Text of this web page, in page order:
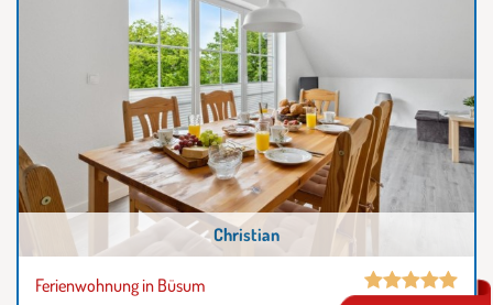
Christian
Ferienwohnung in Büsum